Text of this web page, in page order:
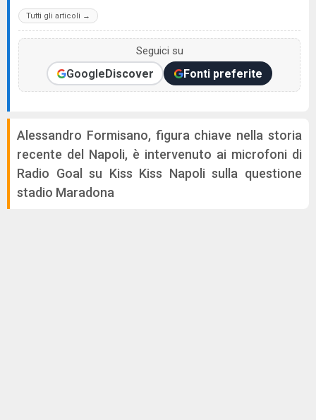
Tutti gli articoli →
Seguici su
GoogleDiscover Fonti preferite
Alessandro Formisano, figura chiave nella storia
recente del Napoli, è intervenuto ai microfoni di
Radio Goal su Kiss Kiss Napoli sulla questione
stadio Maradona